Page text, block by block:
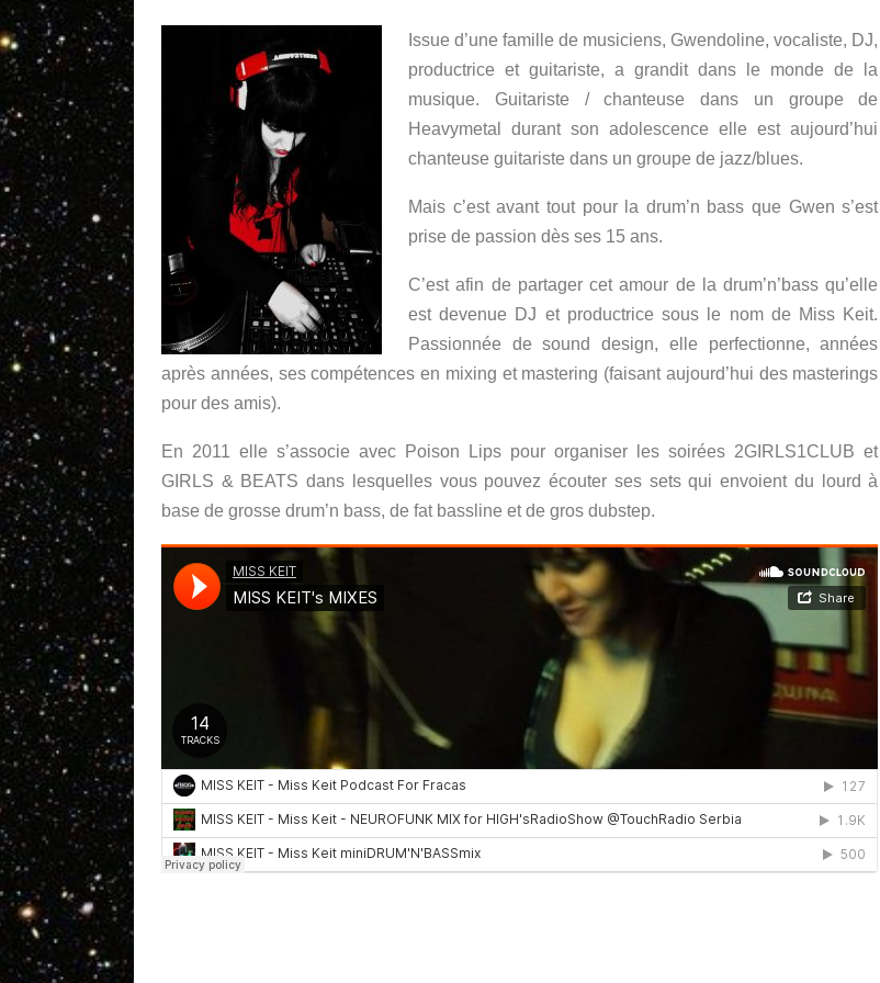
Issue d’une famille de musiciens, Gwendoline, vocaliste, DJ,
productrice et guitariste, a grandit dans le monde de la
musique. Guitariste / chanteuse dans un groupe de
Heavymetal durant son adolescence elle est aujourd’hui
chanteuse guitariste dans un groupe de jazz/blues.
Mais c’est avant tout pour la drum’n bass que Gwen s’est
prise de passion dès ses 15 ans.
C’est afin de partager cet amour de la drum’n’bass qu’elle
est devenue DJ et productrice sous le nom de Miss Keit.
Passionnée de sound design, elle perfectionne, années
après années, ses compétences en mixing et mastering (faisant aujourd’hui des masterings
pour des amis).
En 2011 elle s’associe avec Poison Lips pour organiser les soirées 2GIRLS1CLUB et
GIRLS & BEATS dans lesquelles vous pouvez écouter ses sets qui envoient du lourd à
base de grosse drum’n bass, de fat bassline et de gros dubstep.